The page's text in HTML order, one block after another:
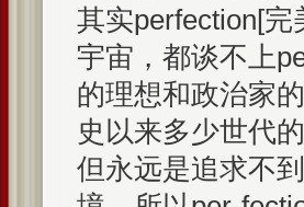
其实perfection[
宇宙，都谈不上
的理想和政治家
史以来多少世代
但永远是追求不